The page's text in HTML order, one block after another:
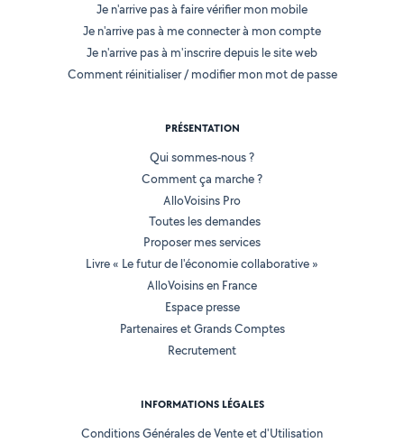
Je n'arrive pas à faire vérifier mon mobile
Je n'arrive pas à me connecter à mon compte
Je n'arrive pas à m'inscrire depuis le site web
Comment réinitialiser / modifier mon mot de passe
PRÉSENTATION
Qui sommes-nous ?
Comment ça marche ?
AlloVoisins Pro
Toutes les demandes
Proposer mes services
Livre « Le futur de l'économie collaborative »
AlloVoisins en France
Espace presse
Partenaires et Grands Comptes
Recrutement
INFORMATIONS LÉGALES
Conditions Générales de Vente et d'Utilisation